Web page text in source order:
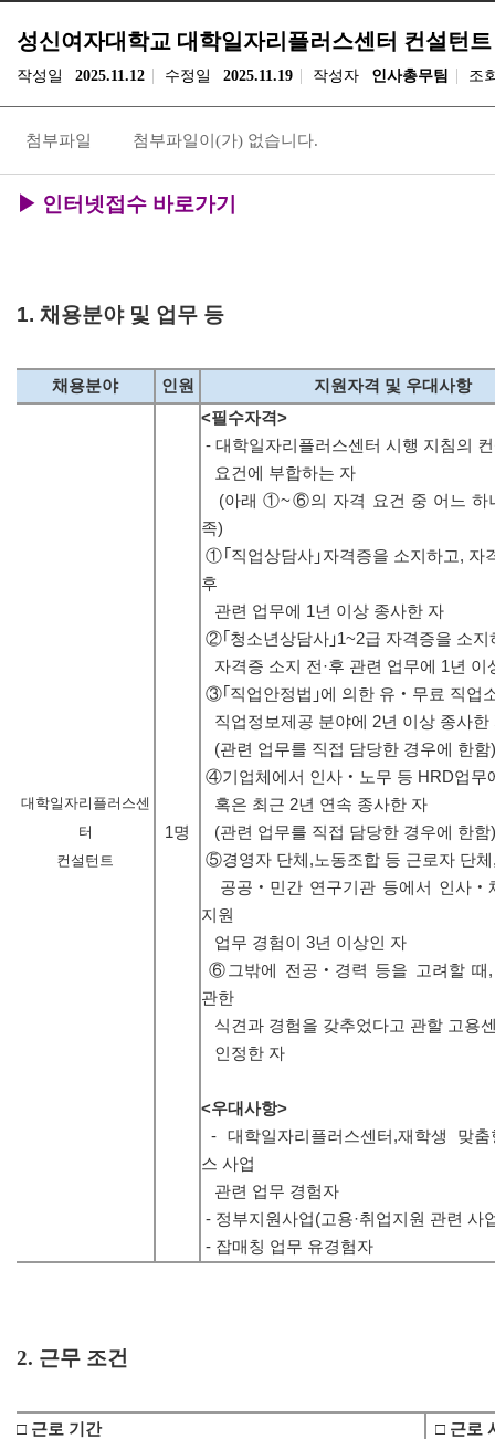
성신여자대학교 대학일자리플러스센터 컨설턴
작성일 2025.11.12 수정일 2025.11.19 작성자 인사총무팀 조
첨부파일 첨부파일이(가) 없습니다.
▶ 인터넷접수 바로가기
1. 채용분야 및 업무 등
채용분야 인원 지원자격 및 우대사항
대학일자리 플러스센
터
컨설턴트
1명
<필수자격>
- 대학일자리플러스센터 시행 지침의
요건 에 부합하는 자
(아래 ①~⑥의 자격 요건 중 어느 하
족)
①｢직업상담사｣자격증을 소지하고, 자
후
관련 업무에 1년 이상 종사한 자
②｢청소년상담사｣1~2급 자격증을 소
자격증 소지 전·후 관련 업무에 1년
③｢직업안정법｣에 의한 유‧무료 직업
직업정보제공 분야에 2년 이상 종사한
(관련 업무를 직접 담당한 경우에 한함)
④기업체에서 인사‧노무 등 HRD업무
혹은 최근 2년 연속 종사한 자
(관련 업무를 직접 담당한 경우에 한
⑤경영자 단체,노동조합 등 근로자 단
공공‧민간 연구기관 등에서 인사‧
지원
업무 경험이 3년 이상인 자
⑥그밖에 전공‧경력 등을 고려할 때,
관한
식견과 경험을 갖추었다고 관할 고용
인정한 자
<우대사항>
- 대학일자리플러스센터,재학생 맞
스 사업
관련 업무 경험자
- 정부지원사업(고용·취업지원 관련 사
- 잡매칭 업무 유경험자
2. 근무 조건
□ 근로 기간 □ 근로